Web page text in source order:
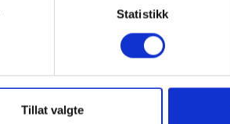
Statistikk
Tillat valgte